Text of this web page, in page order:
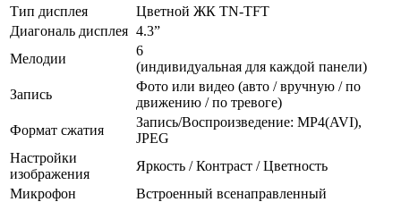
Тип дисплея
Цветной ЖК TN-TFT
Диагональ дисплея 4.3”
Мелодии
6
(индивидуальная для каждой панели)
Запись
Фото или видео (авто / вручную / по
движению / по тревоге)
Формат сжатия
Запись/Воспроизведение: MP4(AVI),
JPEG
Настройки
изображения
Яркость / Контраст / Цветность
Микрофон
Встроенный всенаправленный